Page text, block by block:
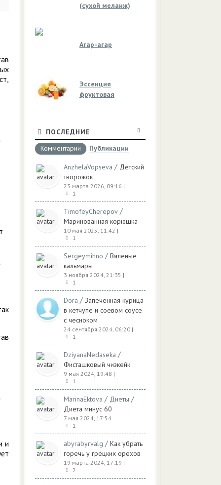
и
(сухой меланж)
Агар-агар
Эссенция
фруктовая
ПОСЛЕДНИЕ
Комментарии
Публикации
AnzhelaVopseva / Детский
творожок
23 марта 2026, 09:16 |
1
TimofeyCherepov /
Маринованная корюшка
10 мая 2025, 11:42 |
1
Sergeymihno / Вяленые
кальмары
3 ноября 2024, 21:35 |
1
Dora / Запеченная курица
в кетчупе и соевом соусе
с чесноком
24 сентября 2024, 06:20 |
1
DziyanaNedaseka /
Фисташковый чизкейк
9 мая 2024, 19:48 |
1
MarinaEktova / Диеты /
Диета минус 60
7 мая 2024, 17:54
1
abyrabyrvalg / Как убрать
горечь у грецких орехов
19 марта 2024, 17:19 |
2